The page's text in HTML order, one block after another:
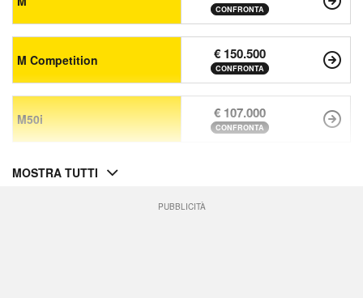
CONFRONTA
M Competition € 150.500
CONFRONTA
M50i € 107.000
CONFRONTA
MOSTRA TUTTI
PUBBLICITÀ